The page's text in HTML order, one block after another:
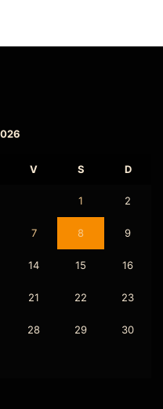
V S D
1 2
7 8 9
14 15 16
21 22 23
28 29 30